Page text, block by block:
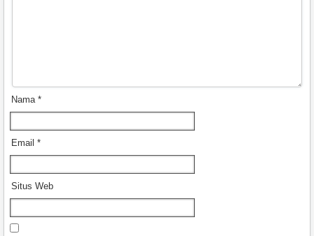
Nama *
Email *
Situs Web